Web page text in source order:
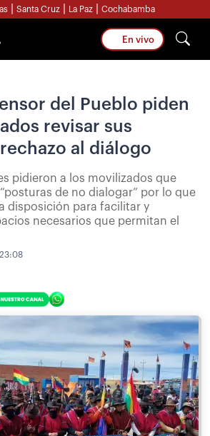
Santa Cruz La Paz Cochabamba
En vivo
del Pueblo piden
revisar sus
al diálogo
pidieron a los movilizados que
de no dialogar” por lo que
disposición para facilitar y
necesarios que permitan el